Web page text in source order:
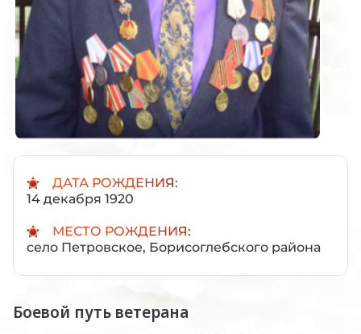
ДАТА РОЖДЕНИЯ:
14 декабря 1920
МЕСТО РОЖДЕНИЯ:
село Петровское, Борисоглебского района
Боевой путь ветерана